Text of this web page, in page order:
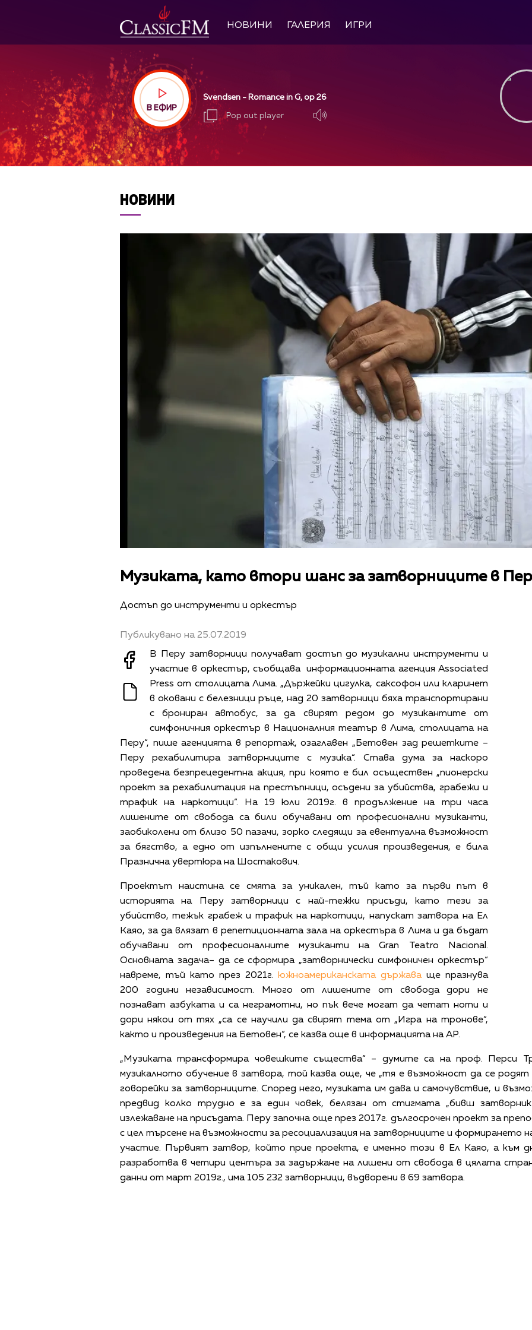
НОВИНИ ГАЛЕРИЯ ИГРИ
В ЕФИР
Svendsen - Romance in G, op 26
Pop out player
НОВИНИ
Музиката, като втори шанс за затворниците в
Достъп до инструменти и оркестър
Публикувано на 25.07.2019
В Перу затворници получават достъп до музикални инструменти и
участие в оркестър, съобщава информационната агенция Associated
Press от столицата Лима. „Държейки цигулка, саксофон или кларинет
в оковани с белезници ръце, над 20 затворници бяха транспортирани
с брониран автобус, за да свирят редом до музикантите от
симфоничния оркестър в Националния театър в Лима, столицата на
Перу“, пише агенцията в репортаж, озаглавен „Бетовен зад решетките –
Перу рехабилитира затворниците с музика“. Става дума за наскоро
проведена безпрецедентна акция, при която е бил осъществен „пионерски
проект за рехабилитация на престъпници, осъдени за убийства, грабежи и
трафик на наркотици“. На 19 юли 2019г. в продължение на три часа
лишените от свобода са били обучавани от професионални музиканти,
заобиколени от близо 50 пазачи, зорко следящи за евентуална възможност
за бягство, а едно от изпълнените с общи усилия произведения, е била
Празнична увертюра на Шостакович.
Проектът наистина се смята за уникален, тъй като за първи път в
историята на Перу затворници с най-тежки присъди, като тези за
убийство, тежък грабеж и трафик на наркотици, напускат затвора на Ел
Каяо, за да влязат в репетиционната зала на оркестъра в Лима и да бъдат
обучавани от професионалните музиканти на Gran Teatro Nacional.
Основната задача– да се сформира „затворнически симфоничен оркестър“
навреме, тъй като през 2021г.
южноамериканската държаваще празнува
200 години независимост. Много от лишените от свобода дори не
познават азбуката и са неграмотни, но пък вече могат да четат ноти и
дори някои от тях „са се научили да свирят тема от „Игра на тронове“,
както и произведения на Бетовен“, се казва още в информацията на AP.
„Музиката трансформира човешките същества“ – думите са на проф. Перси
музикалното обучение в затвора, той казва още, че „тя е възможност да се родят
говорейки за затворниците. Според него, музиката им дава и самочувствие, и
предвид колко трудно е за един човек, белязан от стигмата „бивш
излежаване на присъдата. Перу започна още през 2017г. дългосрочен проект за
с цел търсене на възможности за ресоциализация на затворниците и формирането
участие. Първият затвор, който прие проекта, е именно този в Ел Каяо, а към
разработва в четири центъра за задържане на лишени от свобода в цялата
данни от март 2019г., има 105 232 затворници, въдворени в 69 затвора.